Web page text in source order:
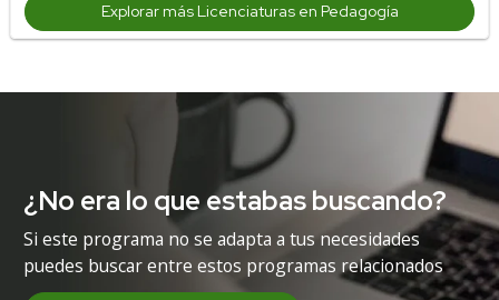
Explorar más Licenciaturas en Pedagogía
¿No era lo que estabas buscando?
Si este programa no se adapta a tus necesidades
puedes buscar entre estos programas relacionados